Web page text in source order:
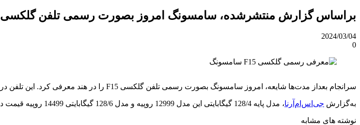
براساس گزارش منتشرشده، سامسونگ امروز بصورت رسمی تلفن گلکسی F15 را در هند معرفی کرد.
2024/03/04
0
سرانجام بعداز مدت‌ها شایعه، امروز سامسونگ بصورت رسمی تلفن گلکسی F15 را در هند معرفی کرد. این تلفن در رنگ‌های مشکی‌خاکستری، بنفش‌خاکستری و سبز عرضه خواهد شد.
به‌گزارش جی‌اس‌ام‌آرنا، مدل پایه 128/4 گیگابایتی این مدل 12999 روپیه و مدل 128/6 گیگابایتی 14499 روپیه قیمت دارد.
نوشته های مشابه